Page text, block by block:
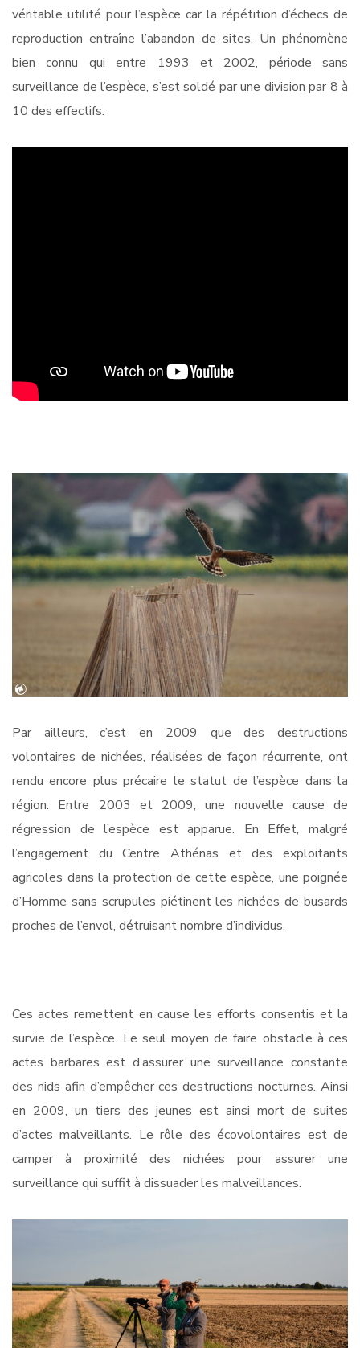
véritable utilité pour l’espèce car la répétition d’échecs de
reproduction entraîne l’abandon de sites. Un phénomène
bien connu qui entre 1993 et 2002, période sans
surveillance de l’espèce, s’est soldé par une division par 8 à
10 des effectifs.
Par ailleurs, c’est en 2009 que des destructions
volontaires de nichées, réalisées de façon récurrente, ont
rendu encore plus précaire le statut de l’espèce dans la
région. Entre 2003 et 2009, une nouvelle cause de
régression de l’espèce est apparue. En Effet, malgré
l’engagement du Centre Athénas et des exploitants
agricoles dans la protection de cette espèce, une poignée
d’Homme sans scrupules piétinent les nichées de busards
proches de l’envol, détruisant nombre d’individus.
Ces actes remettent en cause les efforts consentis et la
survie de l’espèce. Le seul moyen de faire obstacle à ces
actes barbares est d’assurer une surveillance constante
des nids afin d’empêcher ces destructions nocturnes. Ainsi
en 2009, un tiers des jeunes est ainsi mort de suites
d’actes malveillants. Le rôle des écovolontaires est de
camper à proximité des nichées pour assurer une
surveillance qui suffit à dissuader les malveillances.